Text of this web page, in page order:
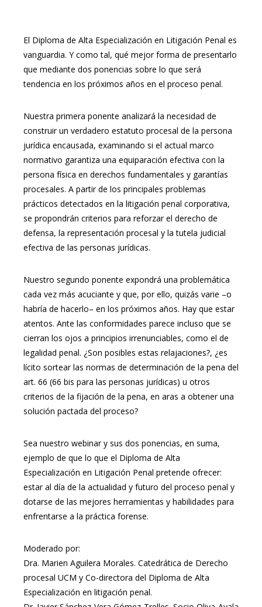
El Diploma de Alta Especialización en Litigación Penal es
vanguardia. Y como tal, qué mejor forma de presentarlo
que mediante dos ponencias sobre lo que será
tendencia en los próximos años en el proceso penal.
Nuestra primera ponente analizará la necesidad de
construir un verdadero estatuto procesal de la persona
jurídica encausada, examinando si el actual marco
normativo garantiza una equiparación efectiva con la
persona física en derechos fundamentales y garantías
procesales. A partir de los principales problemas
prácticos detectados en la litigación penal corporativa,
se propondrán criterios para reforzar el derecho de
defensa, la representación procesal y la tutela judicial
efectiva de las personas jurídicas.
Nuestro segundo ponente expondrá una problemática
cada vez más acuciante y que, por ello, quizás varie –o
habría de hacerlo– en los próximos años. Hay que estar
atentos. Ante las conformidades parece incluso que se
cierran los ojos a principios irrenunciables, como el de
legalidad penal. ¿Son posibles estas relajaciones?, ¿es
lícito sortear las normas de determinación de la pena del
art. 66 (66 bis para las personas jurídicas) u otros
criterios de la fijación de la pena, en aras a obtener una
solución pactada del proceso?
Sea nuestro webinar y sus dos ponencias, en suma,
ejemplo de que lo que el Diploma de Alta
Especialización en Litigación Penal pretende ofrecer:
estar al día de la actualidad y futuro del proceso penal y
dotarse de las mejores herramientas y habilidades para
enfrentarse a la práctica forense.
Moderado por:
Dra. Marien Aguilera Morales. Catedrática de Derecho
procesal UCM y Co-directora del Diploma de Alta
Especialización en litigación penal.